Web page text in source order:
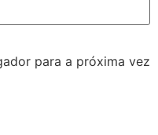
para a próxima vez